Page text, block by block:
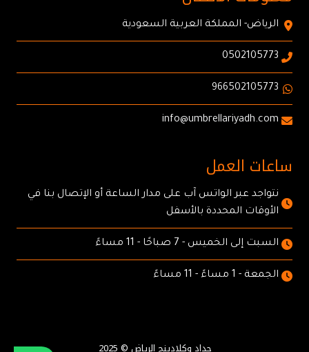
الرياض- المملكة العربية السعودية
0502105773
966502105773
info@umbrellariyadh.com
ساعات العمل
نتواجد عبر الواتس آب على مدار الساعة أو الإتصال بنا في
الأوقات المحددة بالأسفل
السبت إلى الخميس - 7 صباحًا - 11 مساءً
الجمعة - 1 مساءً - 11 مساءً